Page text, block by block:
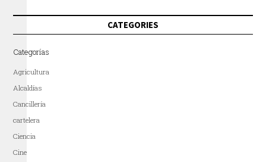
CATEGORIES
Categorías
Agricultura
Alcaldías
Cancillería
cartelera
Ciencia
Cine